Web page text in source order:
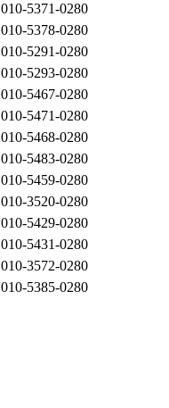
010-5371-0280
010-5378-0280
010-5291-0280
010-5293-0280
010-5467-0280
010-5471-0280
010-5468-0280
010-5483-0280
010-5459-0280
010-3520-0280
010-5429-0280
010-5431-0280
010-3572-0280
010-5385-0280